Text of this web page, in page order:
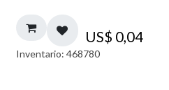
US$ 0,04
Inventario: 468780